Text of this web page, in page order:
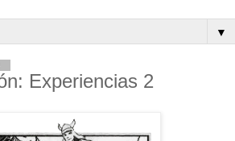
▼
Experiencias 2